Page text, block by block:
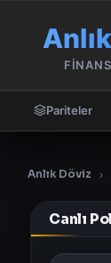
Pariteler
Anlık Döviz ›
Canlı